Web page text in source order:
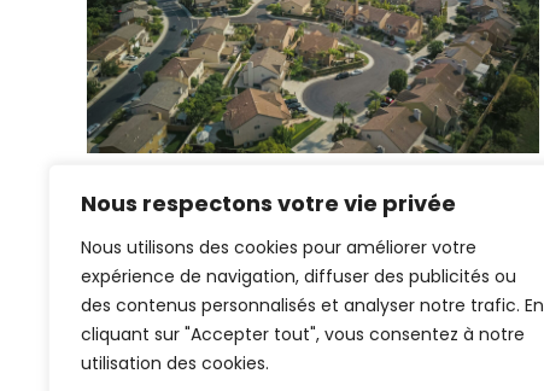
Nous respectons votre vie privée
Nous utilisons des cookies pour améliorer votre
expérience de navigation, diffuser des publicités ou
des contenus personnalisés et analyser notre trafic. En
cliquant sur "Accepter tout", vous consentez à notre
utilisation des cookies.